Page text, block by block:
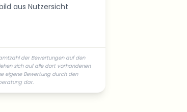
aus Nutzersicht
der Bewertungen auf den
sich auf alle dort vorhandenen
eigene Bewertung durch den
dar.